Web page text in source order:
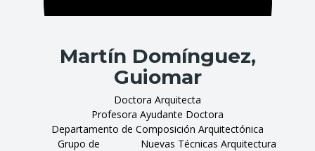
Martín Domínguez,
Guiomar
Doctora Arquitecta
Profesora Ayudante Doctora
Departamento de Composición Arquitectónica
Grupo de
Nuevas Técnicas Arquitectura